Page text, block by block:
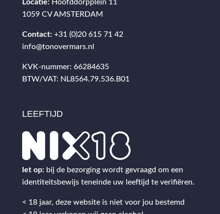
Locatie: Hoofddorpplein 11
1059 CV AMSTERDAM
Contact: +31 (0)20 615 71 42
info@tonovermars.nl
KVK-nummer: 66284635
BTW/VAT: NL8564.79.536.B01
LEEFTIJD
let op: bij de bezorging wordt gevraagd om een
identiteitsbewijs teneinde uw leeftijd te verifiëren.
< 18 jaar, deze website is niet voor jou bestemd